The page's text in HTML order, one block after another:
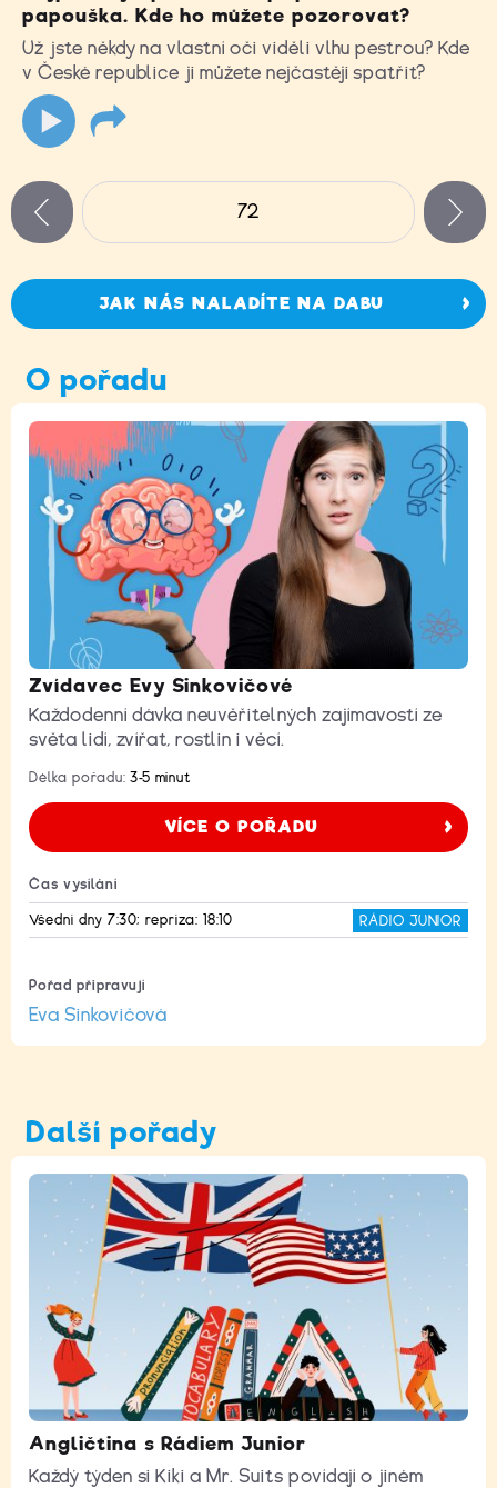
papouška. Kde ho můžete pozorovat?
Už jste někdy na vlastní oči viděli vlhu pestrou? Kde
v České republice ji můžete nejčastěji spatřit?
Stránky
72
JAK NÁS NALADÍTE NA DABU
O pořadu
Zvídavec Evy Sinkovičové
Každodenní dávka neuvěřitelných zajímavostí ze
světa lidí, zvířat, rostlin i věcí.
Délka pořadu:3-5 minut
VÍCE O POŘADU
Čas vysílání
Všední dny 7:30; repríza: 18:10 RÁDIO JUNIOR
Pořad připravují
Eva Sinkovičová
Další pořady
Angličtina s Rádiem Junior
Každý týden si Kiki a Mr. Suits povídají o jiném